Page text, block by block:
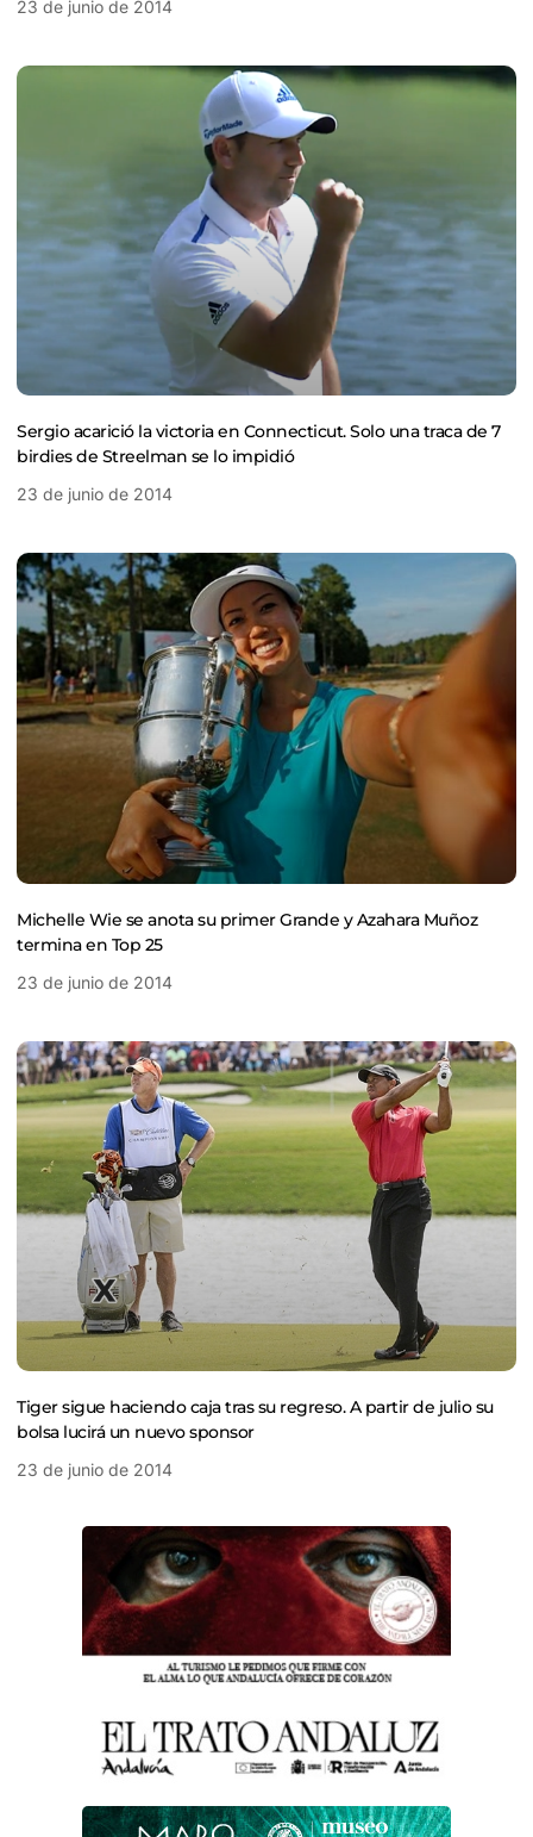
23 de junio de 2014
Sergio acarició la victoria en Connecticut. Solo una traca de 7
birdies de Streelman se lo impidió
23 de junio de 2014
Michelle Wie se anota su primer Grande y Azahara Muñoz
termina en Top 25
23 de junio de 2014
Tiger sigue haciendo caja tras su regreso. A partir de julio su
bolsa lucirá un nuevo sponsor
23 de junio de 2014